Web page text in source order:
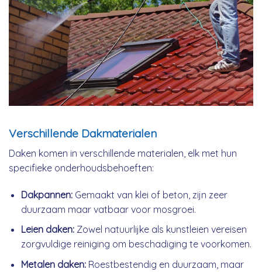
Verschillende Dakmaterialen
Daken komen in verschillende materialen, elk met hun
specifieke onderhoudsbehoeften:
Dakpannen:Gemaakt van klei of beton, zijn zeer
duurzaam maar vatbaar voor mosgroei.
Leien daken:Zowel natuurlijke als kunstleien vereisen
zorgvuldige reiniging om beschadiging te voorkomen.
Metalen daken:Roestbestendig en duurzaam, maar